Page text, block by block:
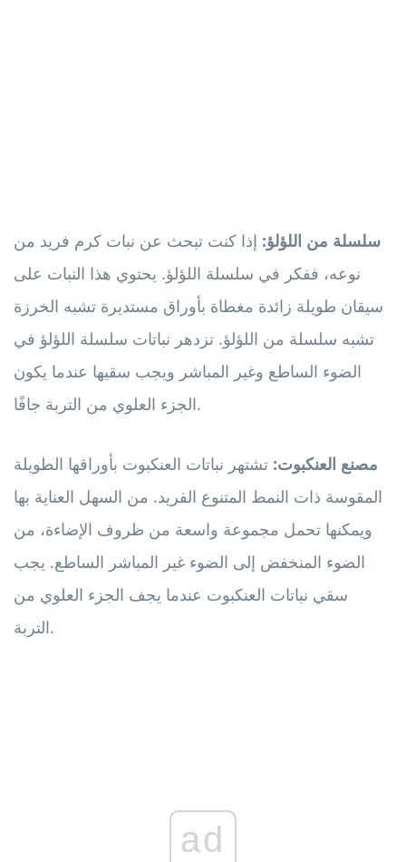
سلسلة من اللؤلؤ: إذا كنت تبحث عن نبات كرم فريد من
نوعه، ففكر في سلسلة اللؤلؤ. يحتوي هذا النبات على
سيقان طويلة زائدة مغطاة بأوراق مستديرة تشبه الخرزة
تشبه سلسلة من اللؤلؤ. تزدهر نباتات سلسلة اللؤلؤ في
الضوء الساطع وغير المباشر ويجب سقيها عندما يكون
الجزء العلوي من التربة جافًا.
مصنع العنكبوت: تشتهر نباتات العنكبوت بأوراقها الطويلة
المقوسة ذات النمط المتنوع الفريد. من السهل العناية بها
ويمكنها تحمل مجموعة واسعة من ظروف الإضاءة، من
الضوء المنخفض إلى الضوء غير المباشر الساطع. يجب
سقي نباتات العنكبوت عندما يجف الجزء العلوي من
التربة.
ad